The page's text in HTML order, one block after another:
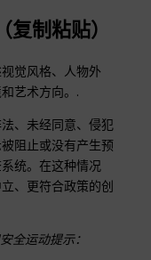
制粘贴）
觉风格、人物外
艺术方向。.
、未经同意、侵犯
阻止或没有产生预
统。在这种情况
、更符合政策的创
全运动提示：